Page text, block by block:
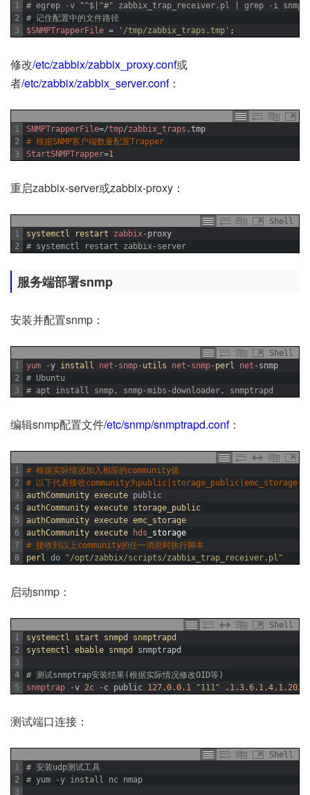
1
2
3
# egrep -v "^$|^#" zabbix_trap_receiver.pl | grep -i
# 记住配置中的文件路径
$SNMPTrapperFile = '/tmp/zabbix_traps.tmp' ;
修改/etc/zabbix/zabbix_proxy.conf或
者/etc/zabbix/zabbix_server.conf：
1
2
3
SNMPTrapperFile=/tmp/zabbix_traps .tmp
# 根据SNMP客户端数量配置Trapper
StartSNMPTrapper=1
重启zabbix-server或zabbix-proxy：
Shell
1
2
systemctl restart zabbix- proxy
# systemctl restart zabbix-server
服务端部署snmp
安装并配置snmp：
Shell
1
2
3
yum -y install net - snmp- utils net - snmp- perl net - snmp
# Ubuntu
# apt install snmp, snmp-mibs-downloader, snmptrapd
编辑snmp配置文件/etc/snmp/snmptrapd.conf：
1
2
3
4
5
6
7
8
# 根据实际情况加入相应的community值
# 以下代表接收community为
authCommunity execute public
authCommunity execute storage_public
authCommunity execute emc_storage
authCommunity execute hds
storage
# 接收到以上community的任一消息时执行脚本
perl do "/opt/zabbix/scripts/zabbix_trap_receiver.pl"
启动snmp：
Shell
1
2
3
4
5
systemctl start snmpd snmptrapd
systemctl ebable snmpd snmptrapd
# 测试snmptrap安装结果(根据实际情况修改OID等)
snmptrap
-v 2c - c public 127.0.0.1 "111" .
测试端口连接：
Shell
1
2
3
# 安装udp测试工具
# yum -y install nc nmap